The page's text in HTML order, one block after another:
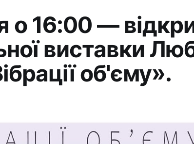
о 16:00 —
виставки
об'єму».